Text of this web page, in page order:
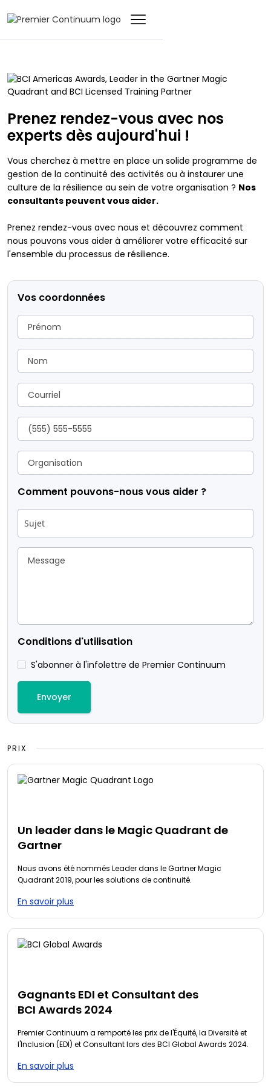
Prenez rendez-vous avec nos
experts dès aujourd'hui !
Vous cherchez à mettre en place un solide programme de
gestion de la continuité des activités ou à instaurer une
culture de la résilience au sein de votre organisation ? Nos
consultants peuvent vous aider.
Prenez rendez-vous avec nous et découvrez comment
nous pouvons vous aider à améliorer votre efficacité sur
l'ensemble du processus de résilience.
Vos coordonnées
Comment pouvons-nous vous aider ?
Sujet
Conditions d'utilisation
S'abonner à l'infolettre de Premier Continuum
PRIX
Un leader dans le Magic Quadrant de
Gartner
Nous avons été nommés Leader dans le Gartner Magic
Quadrant 2019, pour les solutions de continuité.
En savoir plus
Gagnants EDI et Consultant des
BCI Awards 2024
Premier Continuum a remporté les prix de l'Équité, la Diversité et
l'Inclusion (EDI) et Consultant lors des BCI Global Awards 2024.
En savoir plus